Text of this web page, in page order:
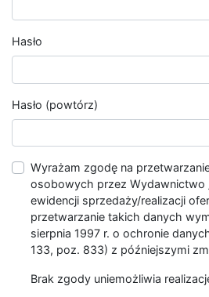
Hasło
Hasło (powtórz)
Wyrażam zgodę na
osobowych przez Wydawnictwo
ewidencji sprzedaży/realizacji
przetwarzanie takich danych
sierpnia 1997 r. o ochronie
133, poz. 833) z późniejszymi
Brak zgody uniemożliwia